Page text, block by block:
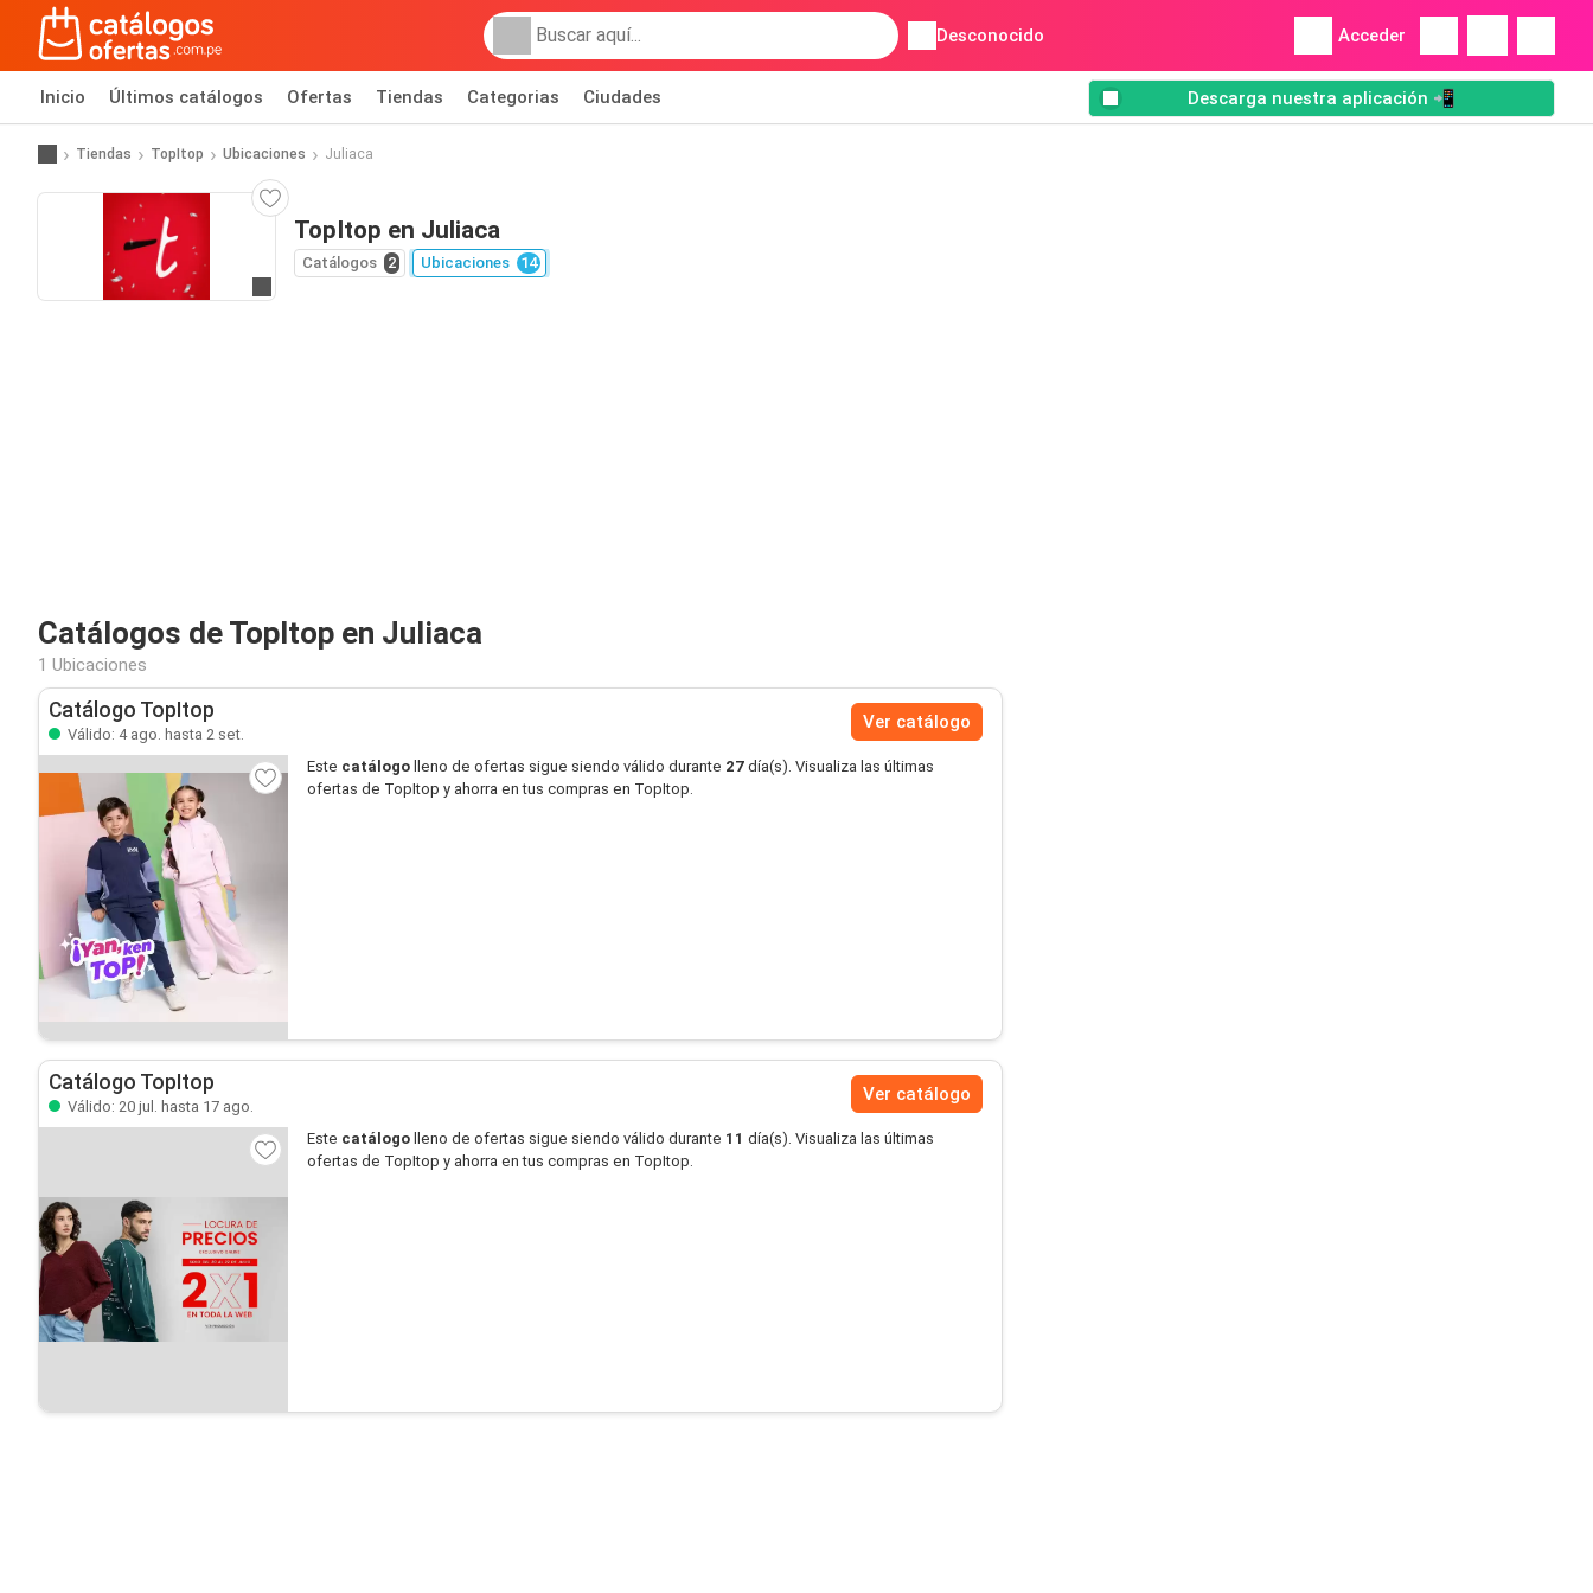
Desconocido Acceder
Inicio Últimos catálogos Ofertas Tiendas Categorias Ciudades Descarga nuestra aplicación 📲
Tiendas TopItop Ubicaciones Juliaca
TopItop en Juliaca
Catálogos 2 Ubicaciones 14
Catálogos de TopItop en Juliaca
1 Ubicaciones
Catálogo TopItop
Válido: 4 ago. hasta 2 set.
Ver catálogo
Este catálogo lleno de ofertas sigue siendo válido durante 27 día(s). Visualiza las últimas
ofertas de TopItop y ahorra en tus compras en TopItop.
Catálogo TopItop
Válido: 20 jul. hasta 17 ago.
Ver catálogo
Este catálogo lleno de ofertas sigue siendo válido durante 11 día(s). Visualiza las últimas
ofertas de TopItop y ahorra en tus compras en TopItop.